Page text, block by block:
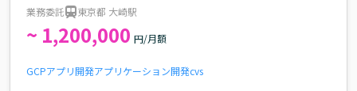
業務委託 東京都 大崎駅
~ 1,200,000 円/月額
GCPアプリ開発アプリケーション開発cvs